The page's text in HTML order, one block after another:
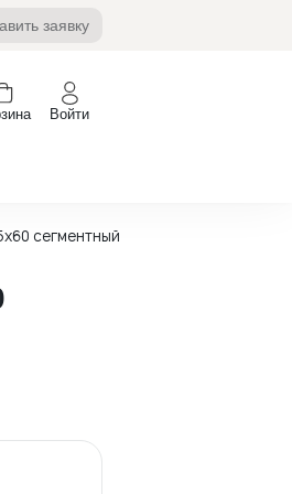
заявку
Войти
сегментный ТИХИЙ 28 зубьев